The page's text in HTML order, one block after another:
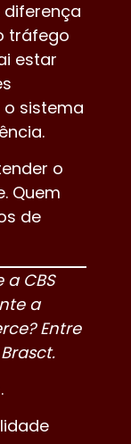
diferença
tráfego
estar
sistema
o
Quem
de
a CBS
a
Entre